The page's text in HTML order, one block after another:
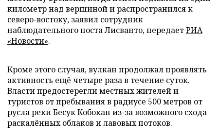
километр над вершиной и распространился к
северо-востоку, заявил сотрудник
наблюдательного поста Лисванто, передаетРИА
«Новости».
Кроме этого случая, вулкан продолжал проявлять
активность ещё четыре раза в течение суток.
Власти предостерегли местных жителей и
туристов от пребывания в радиусе 500 метров от
русла реки Бесук Кобокан из-за возможного схода
раскалённых облаков и лавовых потоков.